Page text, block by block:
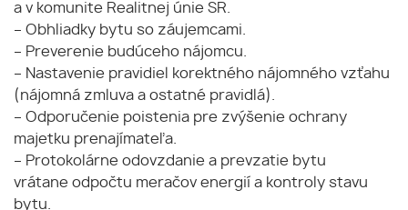
a v komunite Realitnej únie SR.
– Obhliadky bytu so záujemcami.
– Preverenie budúceho nájomcu.
– Nastavenie pravidiel korektného nájomného vzťahu
(nájomná zmluva a ostatné pravidlá).
– Odporučenie poistenia pre zvýšenie ochrany
majetku prenajímateľa.
– Protokolárne odovzdanie a prevzatie bytu
vrátane odpočtu meračov energií a kontroly stavu
bytu.